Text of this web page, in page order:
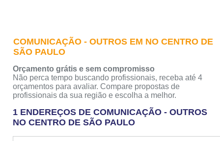
COMUNICAÇÃO - OUTROS EM NO CENTRO DE
SÃO PAULO
Orçamento grátis e sem compromisso
Não perca tempo buscando profissionais, receba até 4
orçamentos para avaliar. Compare propostas de
profissionais da sua região e escolha a melhor.
1 ENDEREÇOS DE COMUNICAÇÃO - OUTROS
NO CENTRO DE SÃO PAULO